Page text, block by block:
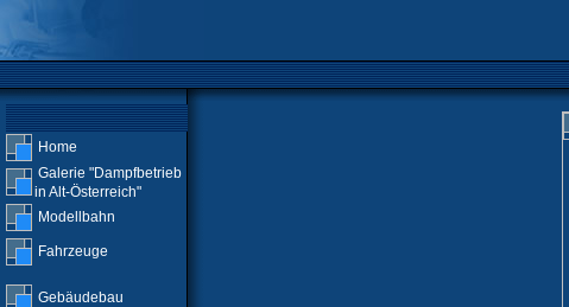
Home
Galerie "Dampfbetrieb
in Alt-Österreich"
Modellbahn
Fahrzeuge
Gebäudebau